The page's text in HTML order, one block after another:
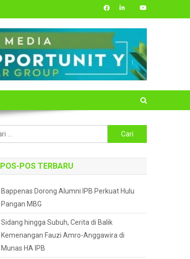
untuk:
POS-POS TERBARU
Bappenas Dorong Alumni IPB Perkuat Hulu
Pangan MBG
Sidang hingga Subuh, Cerita di Balik
Kemenangan Fauzi Amro-Anggawira di
Munas HA IPB